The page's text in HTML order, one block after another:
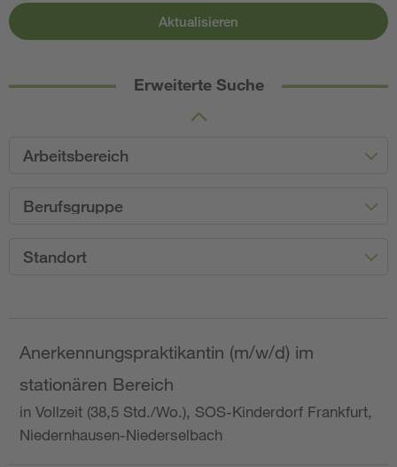
Aktualisieren
Erweiterte Suche
Arbeitsbereich
Berufsgruppe
Standort
Anerkennungspraktikantin (m/w/d) im
stationären Bereich
in Vollzeit (38,5 Std./Wo.), SOS-Kinderdorf Frankfurt,
Niedernhausen-Niederselbach